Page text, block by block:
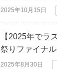
2025年10月15日
【2025年でラ
祭りファイナ
2025年8月30日